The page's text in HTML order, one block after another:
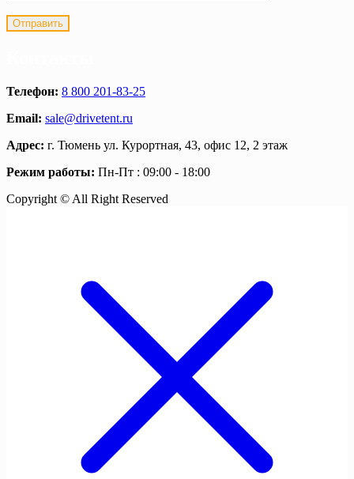
Телефон: 8 800 201-83-25
Email: sale@drivetent.ru
Адрес: г. Тюмень ул. Курортная, 43, офис 12, 2 этаж
Режим работы: Пн-Пт : 09:00 - 18:00
Copyright © All Right Reserved